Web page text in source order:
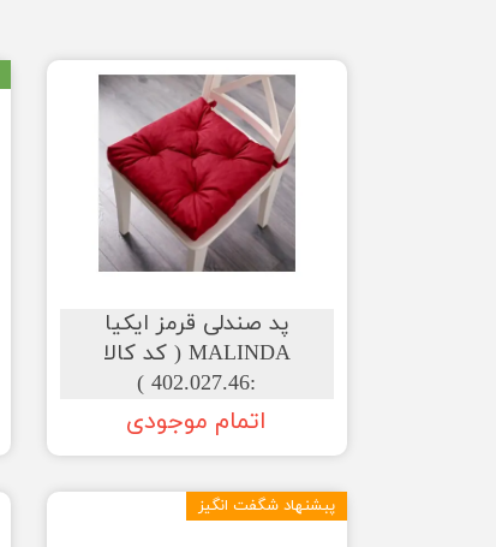
پد صندلی قرمز ایکیا
MALINDA ( کد کالا
:402.027.46 )
اتمام موجودی
پبشنهاد شگفت انگیز